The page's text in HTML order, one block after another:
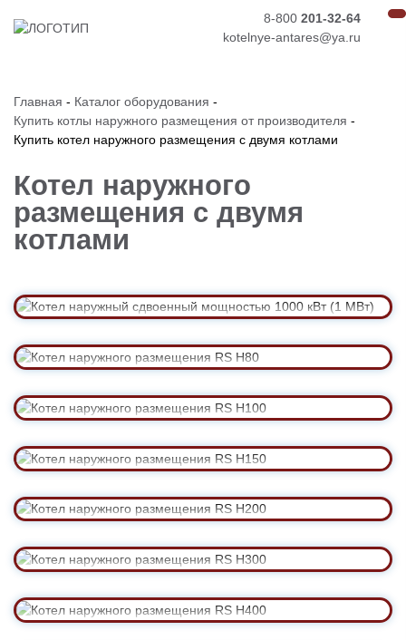
8-800 201-32-64
kotelnye-antares@ya.ru
Главная - Каталог оборудования -
Купить котлы наружного размещения от производителя -
Купить котел наружного размещения с двумя котлами
Котел наружного
размещения с двумя
котлами
Котел наружный сдвоенный мощностью
1000 кВт (1 МВт)
Котел наружного размещения RS H80
Котел наружного размещения RS H100
Котел наружного размещения RS H150
Котел наружного размещения RS H200
Котел наружного размещения RS H300
Подробнее →
Котел наружного размещения RS H400
Котел наружного размещения RS H500